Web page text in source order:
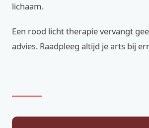
lichaam.
Een rood licht therapie vervangt
advies. Raadpleeg altijd je arts bij